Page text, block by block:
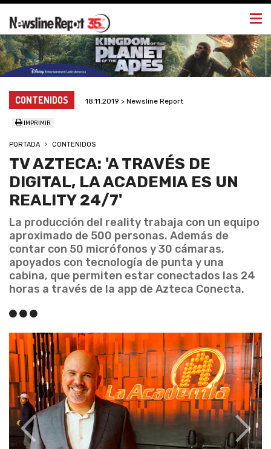
CONTENIDOS 18.11.2019 > Newsline Report
IMPRIMIR
PORTADA CONTENIDOS
TV AZTECA: 'A TRAVÉS DE
DIGITAL, LA ACADEMIA ES UN
REALITY 24/7'
La producción del reality trabaja con un equipo
aproximado de 500 personas. Además de
contar con 50 micrófonos y 30 cámaras,
apoyados con tecnología de punta y una
cabina, que permiten estar conectados las 24
horas a través de la app de Azteca Conecta.